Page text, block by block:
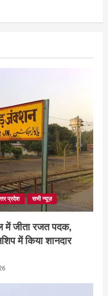
प्रदेश सभी न्यूज़
में जीता रजत पदक,
में किया शानदार